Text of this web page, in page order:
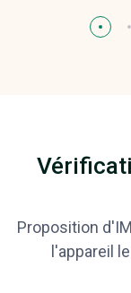
Proposition
l'appareil